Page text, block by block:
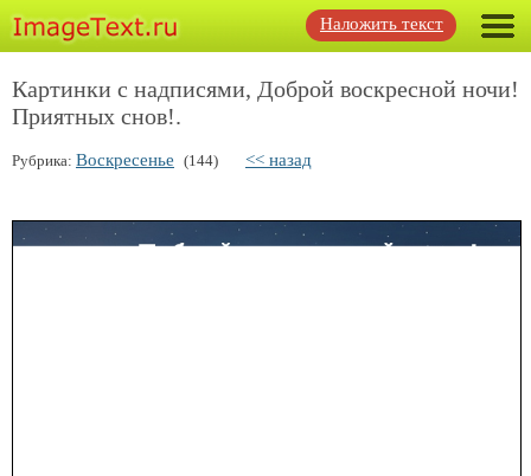
Наложить текст
Картинки с надписями, Доброй воскресной ночи!
Приятных снов!.
Рубрика: Воскресенье (144) << назад